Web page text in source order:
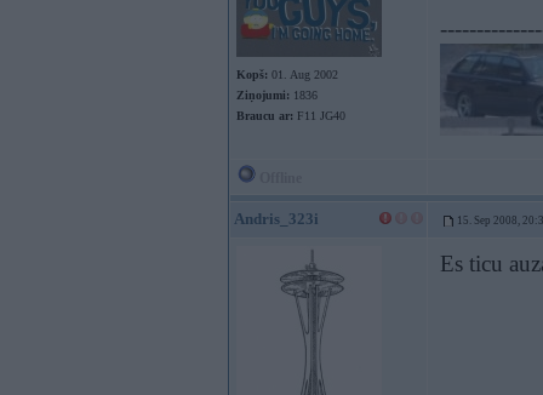
Kopš: 01. Aug 2002
Ziņojumi: 1836
Braucu ar: F11 JG40
Andris_323i 15. Sep 2008,
Es ticu